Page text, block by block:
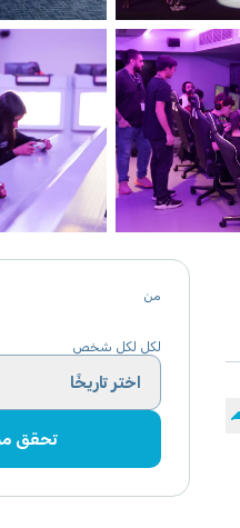
من
لكل لكل شخص
اختر تاريخًا
تحقق